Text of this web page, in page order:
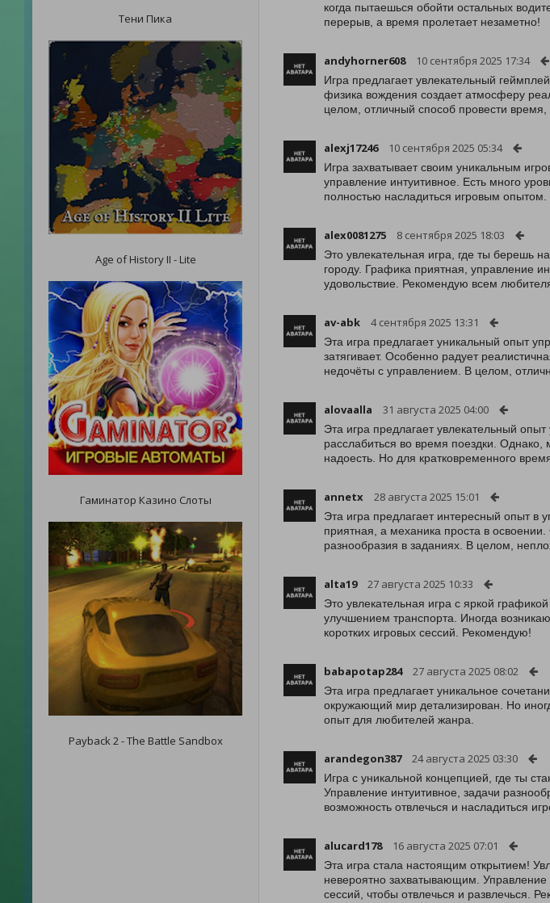
Тени Пика
Age of History II - Lite
Гаминатор Казино Слоты
Payback 2 - The Battle Sandbox
когда пытаешься обойти остальных
перерыв, а время пролетает незаметно!
andyhorner608 10 сентября 2025 17:34
Игра предлагает увлекательный
физика вождения создает атмосферу
целом, отличный способ провести
alexj17246 10 сентября 2025 05:34
Игра захватывает своим уникальным
управление интуитивное. Есть много
полностью насладиться игровым
alex0081275 8 сентября 2025 18:03
Это увлекательная игра, где ты берешь
городу. Графика приятная, управление
удовольствие. Рекомендую всем
av-abk 4 сентября 2025 13:31
Эта игра предлагает уникальный опыт
затягивает. Особенно радует
недочёты с управлением. В целом,
alovaalla 31 августа 2025 04:00
Эта игра предлагает увлекательный
расслабиться во время поездки. Однако,
надоесть. Но для кратковременного
annetx 28 августа 2025 15:01
Эта игра предлагает интересный опыт в
приятная, а механика проста в
разнообразия в заданиях. В целом,
alta19 27 августа 2025 10:33
Это увлекательная игра с яркой
улучшением транспорта. Иногда
коротких игровых сессий. Рекомендую!
babapotap284 27 августа 2025 08:02
Эта игра предлагает уникальное
окружающий мир детализирован. Но
опыт для любителей жанра.
arandegon387 24 августа 2025 03:30
Игра с уникальной концепцией, где ты
Управление интуитивное, задачи
возможность отвлечься и насладиться
alucard178 16 августа 2025 07:01
Эта игра стала настоящим открытием!
невероятно захватывающим. Управление
сессий, чтобы отвлечься и развлечься.